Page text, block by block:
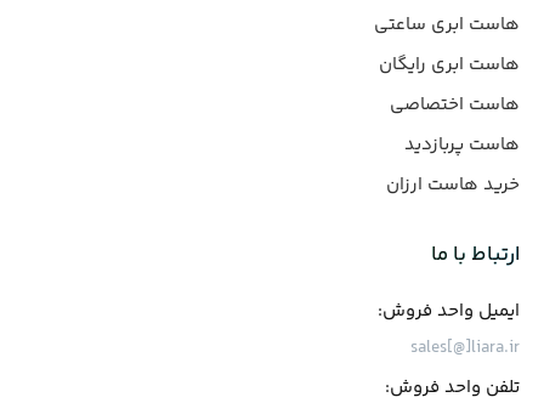
هاست ابری ساعتی
هاست ابری رایگان
هاست اختصاصی
هاست پربازدید
خرید هاست ارزان
ارتباط با ما
ایمیل واحد فروش:
sales[@]liara.ir
تلفن واحد فروش: